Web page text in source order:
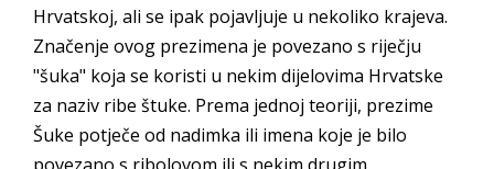
Hrvatskoj, ali se ipak pojavljuje u nekoliko krajeva.
Značenje ovog prezimena je povezano s riječju
"šuka" koja se koristi u nekim dijelovima Hrvatske
za naziv ribe štuke. Prema jednoj teoriji, prezime
Šuke potječe od nadimka ili imena koje je bilo